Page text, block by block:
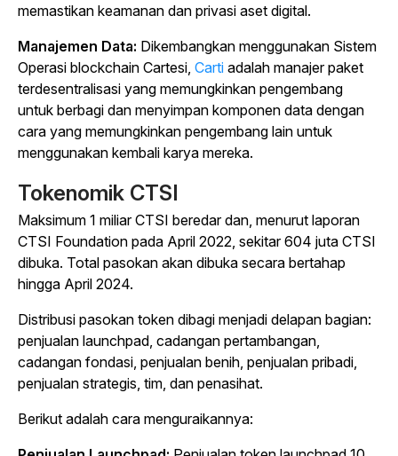
memastikan keamanan dan privasi aset digital.
Manajemen Data: Dikembangkan menggunakan Sistem
Operasi blockchain Cartesi, Carti adalah manajer paket
terdesentralisasi yang memungkinkan pengembang
untuk berbagi dan menyimpan komponen data dengan
cara yang memungkinkan pengembang lain untuk
menggunakan kembali karya mereka.
Tokenomik CTSI
Maksimum 1 miliar CTSI beredar dan, menurut laporan
CTSI Foundation pada April 2022, sekitar 604 juta CTSI
dibuka. Total pasokan akan dibuka secara bertahap
hingga April 2024.
Distribusi pasokan token dibagi menjadi delapan bagian:
penjualan launchpad, cadangan pertambangan,
cadangan fondasi, penjualan benih, penjualan pribadi,
penjualan strategis, tim, dan penasihat.
Berikut adalah cara menguraikannya: